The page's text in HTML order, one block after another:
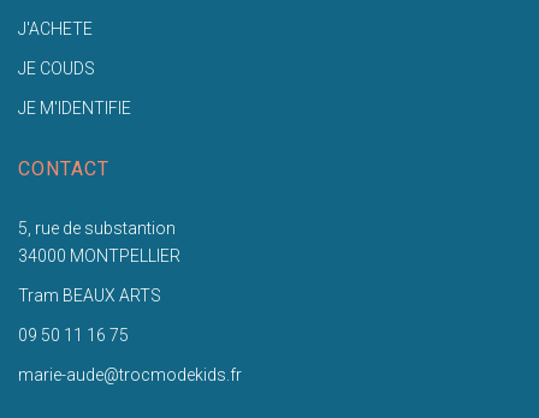
J'ACHETE
JE COUDS
JE M'IDENTIFIE
CONTACT
5, rue de substantion
34000 MONTPELLIER
Tram BEAUX ARTS
09 50 11 16 75
marie-aude@trocmodekids.fr